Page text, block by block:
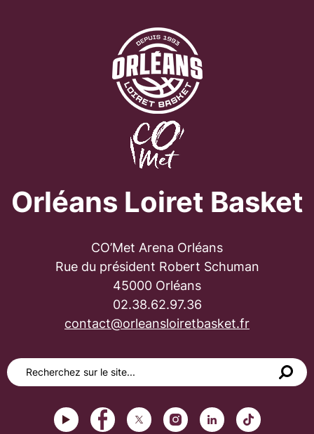
Orléans Loiret Basket
CO’Met Arena Orléans
Rue du président Robert Schuman
45000 Orléans
02.38.62.97.36
contact@orleansloiretbasket.fr